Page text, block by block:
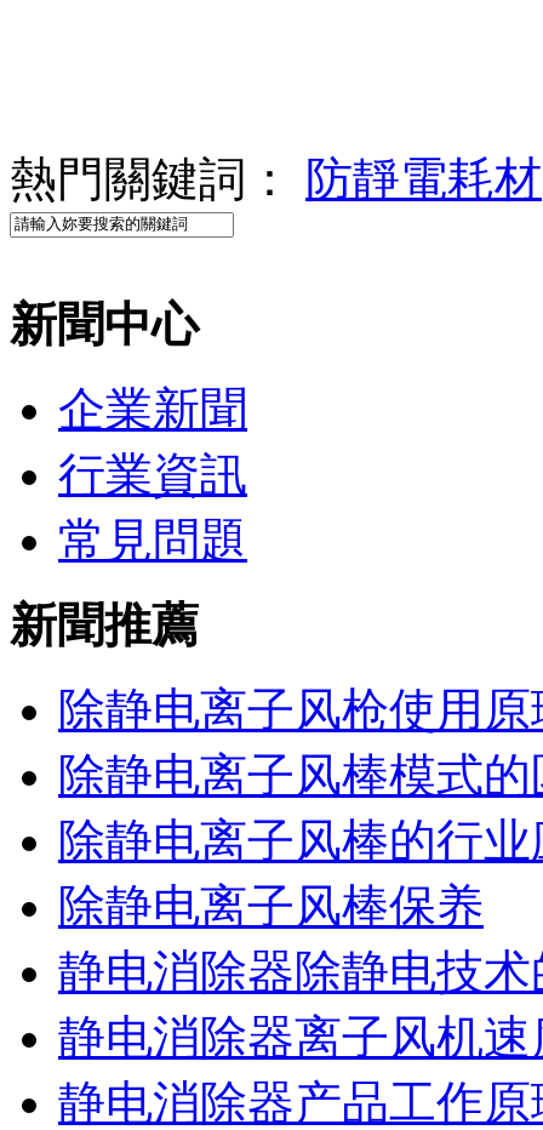
熱門關鍵詞： 防靜電耗材
新聞中心
企業新聞
行業資訊
常見問題
新聞推薦
除静电离子风枪使用原
除静电离子风棒模式
除静电离子风棒的行
除静电离子风棒保养
静电消除器除静电技
静电消除器离子风机
静电消除器产品工作原